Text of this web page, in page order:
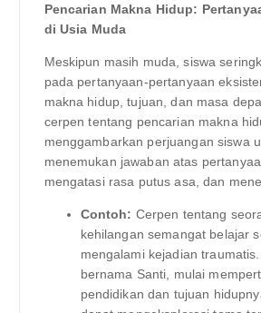
Pencarian Makna Hidup:
di Usia Muda
Meskipun masih muda, siswa
pada pertanyaan-pertanyaan
makna hidup, tujuan, dan masa
cerpen tentang pencarian makna
menggambarkan perjuangan siswa
menemukan jawaban atas
mengatasi rasa putus asa, dan
Contoh: Cerpen tentang
kehilangan semangat belajar
mengalami kejadian
bernama Santi, mulai
pendidikan dan tujuan